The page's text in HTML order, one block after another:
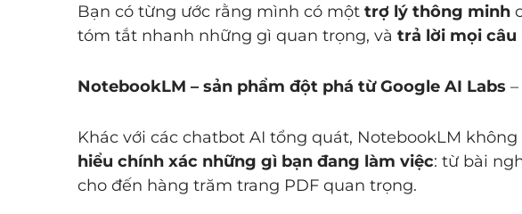
Bạn có từng ước rằng mình có một trợ lý thông minh
tóm tắt nhanh những gì quan trọng, và trả lời mọi câu
NotebookLM – sản phẩm đột phá từ Google AI Labs
Khác với các chatbot AI tổng quát, NotebookLM
hiểu chính xác những gì bạn đang làm việc: từ bài
cho đến hàng trăm trang PDF quan trọng.